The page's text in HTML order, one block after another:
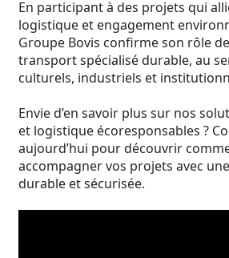
En participant à des projets qui
logistique et engagement
Groupe Bovis confirme son rôle
transport spécialisé durable, au
culturels, industriels et
Envie d’en savoir plus sur nos
et logistique écoresponsables ?
aujourd’hui pour découvrir
accompagner vos projets avec
durable et sécurisée.